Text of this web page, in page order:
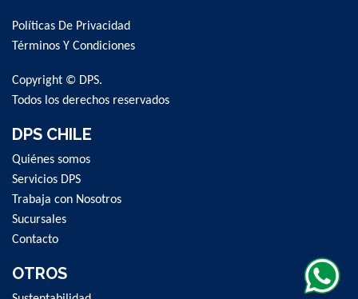
Our
Newsletter:
Políticas De Privacidad
Términos Y Condiciones
Copyright © DPS.
Todos los derechos reservados
DPS CHILE
Quiénes somos
Servicios DPS
Trabaja con Nosotros
Sucursales
Contacto
OTROS